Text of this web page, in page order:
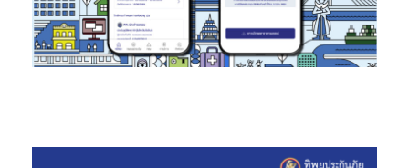
ปัจจุบัน บริษัท อีวี ฮาลิโคนิก จำกัด มีผู้จำหน่ายแล้ว 8 ราย ทั่วประเทศ
อยู่ในทุกภาคของประเทศไทย ครอบคลุมการขายและบริการกว่า 30
จังหวัด และมีเริ่มจำหน่าย รถยนต์ DFSK รุ่น Glory i-Auto แล้วอย่าง
หรือ 100,000 กิโลเมตร ทั้งค่าแรงและอะไหล่